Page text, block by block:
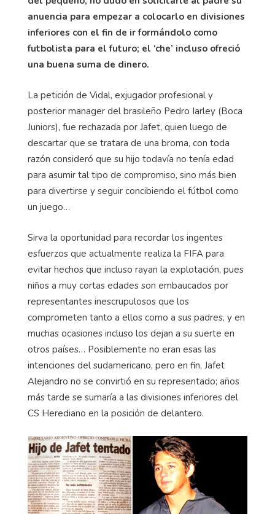
anuencia para empezar a colocarlo en divisiones
inferiores con el fin de ir formándolo como
futbolista para el futuro; el ‘che’ incluso ofreció
una buena suma de dinero.
La petición de Vidal, exjugador profesional y
posterior manager del brasileño Pedro Iarley (Boca
Juniors), fue rechazada por Jafet, quien luego de
descartar que se tratara de una broma, con toda
razón consideró que su hijo todavía no tenía edad
para asumir tal tipo de compromiso, sino más bien
para divertirse y seguir concibiendo el fútbol como
un juego…
Sirva la oportunidad para recordar los ingentes
esfuerzos que actualmente realiza la FIFA para
evitar hechos que incluso rayan la explotación, pues
niños a muy cortas edades son embaucados por
representantes inescrupulosos que los
comprometen tanto a ellos como a sus padres, y en
muchas ocasiones incluso los dejan a su suerte en
otros países… Posiblemente no eran esas las
intenciones del sudamericano, pero en fin, Jafet
Alejandro no se convirtió en su representado; años
más tarde se sumaría a las divisiones inferiores del
CS Herediano en la posición de delantero.